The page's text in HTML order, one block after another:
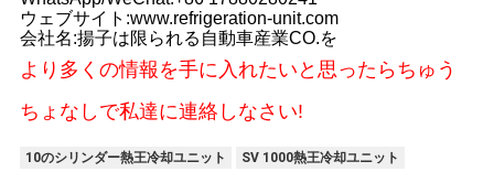
ウェブサイト:www.refrigeration-unit.com
会社名:揚子は限られる自動車産業CO.を
より多くの情報を手に入れたいと思ったらちゅう
ちょなしで私達に連絡しなさい!
10のシリンダー熱王冷却ユニット
SV 1000熱王冷却ユニット